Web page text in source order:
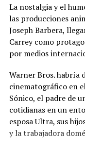
Ganadería inaugura Feria
Ganadera de Santa Ana y
anuncia nuevos proyectos
sector
17 julio, 2022
En «Nacionales»
RELATED TOPICS:
CECILIA GALLIANO
CULTURA
DESFILE
FERIA GANADERA
GUSTAVO ACEVEDO
REINA DE LAS
La nostalgia y el
las producciones
Joseph Barbera,
Carrey como
por medios
Warner Bros. habría
cinematográfico en
Sónico, el padre de
cotidianas en un
esposa Ultra, sus
y la trabajadora